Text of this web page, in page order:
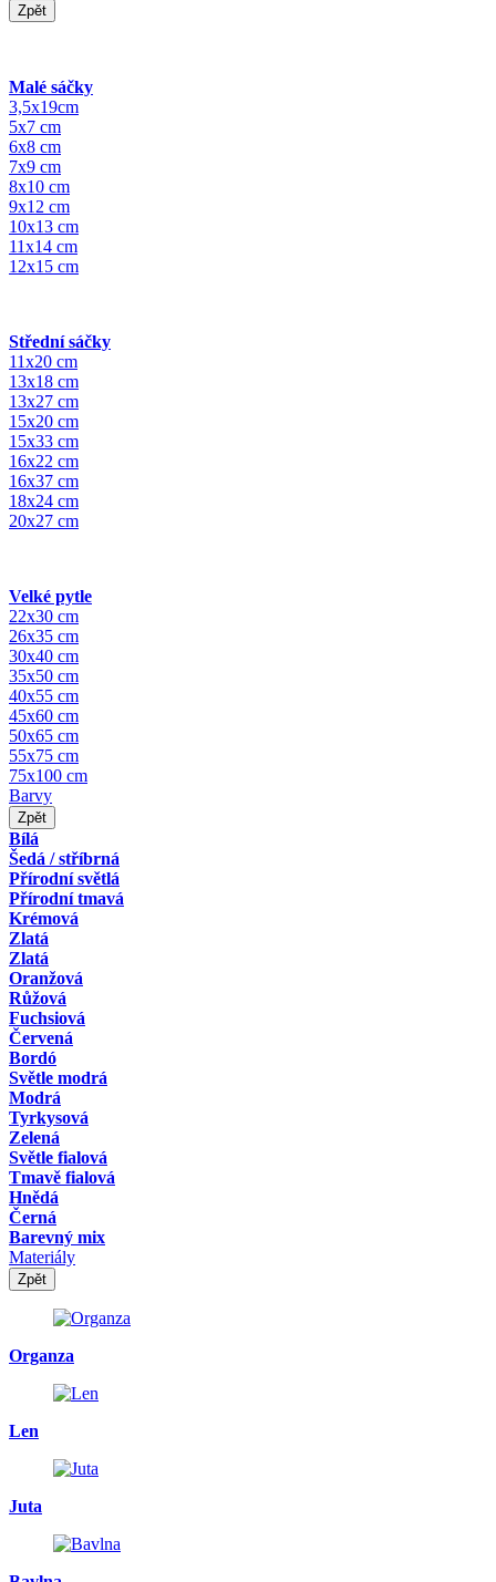
Zpět
Malé sáčky
3,5x19cm
5x7 cm
6x8 cm
7x9 cm
8x10 cm
9x12 cm
10x13 cm
11x14 cm
12x15 cm
Střední sáčky
11x20 cm
13x18 cm
13x27 cm
15x20 cm
15x33 cm
16x22 cm
16x37 cm
18x24 cm
20x27 cm
Velké pytle
22x30 cm
26x35 cm
30x40 cm
35x50 cm
40x55 cm
45x60 cm
50x65 cm
55x75 cm
75x100 cm
Barvy
Zpět
Bílá
Šedá / stříbrná
Přírodní světlá
Přírodní tmavá
Krémová
Zlatá
Zlatá
Oranžová
Růžová
Fuchsiová
Červená
Bordó
Světle modrá
Modrá
Tyrkysová
Zelená
Světle fialová
Tmavě fialová
Hnědá
Černá
Barevný mix
Materiály
Zpět
Organza
Len
Juta